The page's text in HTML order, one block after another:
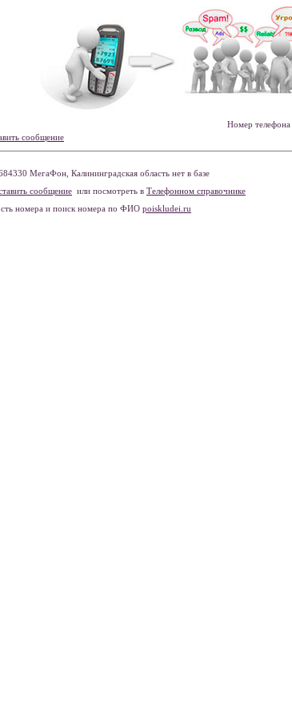
Номер телефона
сообщение
МегаФон, Калининградская область нет в базе
сообщение или посмотреть в Телефонном справочнике
номера и поиск номера по ФИО poiskludei.ru